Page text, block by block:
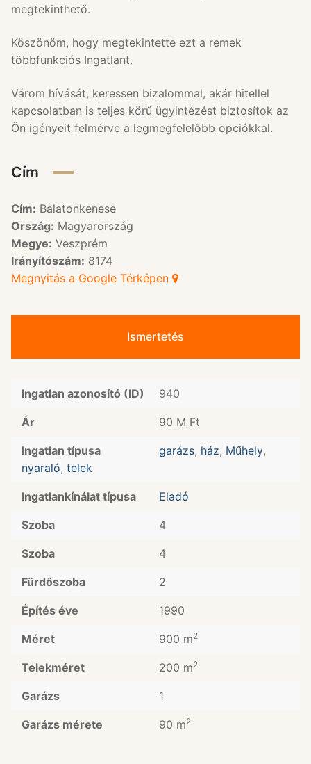
megtekinthető.
Köszönöm, hogy megtekintette ezt a remek
többfunkciós Ingatlant.
Várom hívását, keressen bizalommal, akár hitellel
kapcsolatban is teljes körű ügyintézést biztosítok az
Ön igényeit felmérve a legmegfelelőbb opciókkal.
Cím
Cím: Balatonkenese
Ország: Magyarország
Megye: Veszprém
Irányítószám: 8174
Megnyitás a Google Térképen
Ismertetés
Ingatlan azonosító (ID) 940
Ár 90 M Ft
Ingatlan típusa garázs, ház, Műhely,
nyaraló, telek
Ingatlankínálat típusa Eladó
Szoba 4
Szoba 4
Fürdőszoba 2
Építés éve 1990
Méret 900 m2
Telekméret 200 m2
Garázs 1
Garázs mérete 90 m2